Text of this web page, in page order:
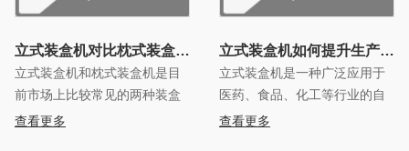
立式装盒机对比枕式装盒机更加好用
立式装盒机和枕式装盒机是目
前市场上比较常见的两种装盒
机。它们分别具有不同的特点
查看更多
立式装盒机如何提升生产速
立式装盒机是一种广泛应用于
医药、食品、化工等行业的自
动化包装设备，适用于各种形
查看更多